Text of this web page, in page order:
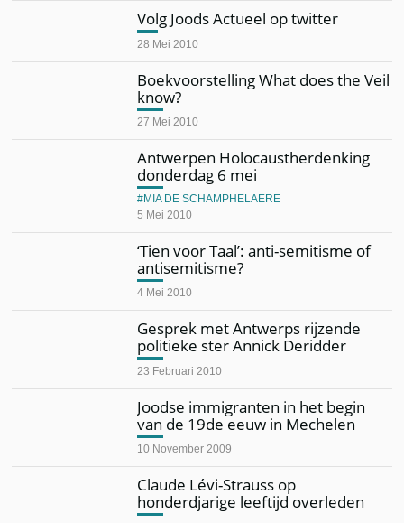
Volg Joods Actueel op twitter
28 Mei 2010
Boekvoorstelling What does the Veil
know?
27 Mei 2010
Antwerpen Holocaustherdenking
donderdag 6 mei
5 Mei 2010
MIA DE SCHAMPHELAERE
‘Tien voor Taal’: anti-semitisme of
antisemitisme?
4 Mei 2010
Gesprek met Antwerps rijzende
politieke ster Annick Deridder
23 Februari 2010
Joodse immigranten in het begin
van de 19de eeuw in Mechelen
10 November 2009
Claude Lévi-Strauss op
honderdjarige leeftijd overleden